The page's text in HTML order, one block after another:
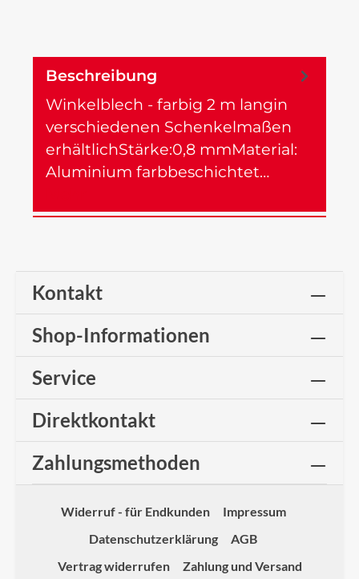
Beschreibung
Winkelblech - farbig 2 m langin
verschiedenen Schenkelmaßen
erhältlichStärke:0,8 mmMaterial:
Aluminium farbbeschichtet…
Kontakt
Shop-Informationen
Service
Direktkontakt
Zahlungsmethoden
Widerruf - für Endkunden
Impressum
Datenschutzerklärung
AGB
Vertrag widerrufen
Zahlung und Versand